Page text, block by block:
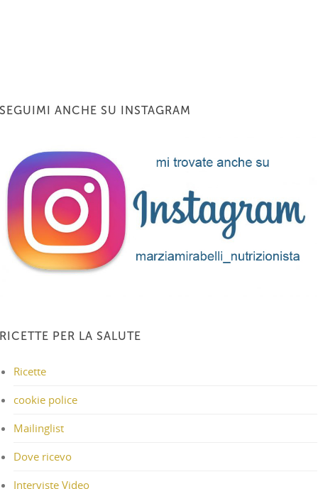
SEGUIMI ANCHE SU INSTAGRAM
RICETTE PER LA SALUTE
Ricette
cookie police
Mailinglist
Dove ricevo
Interviste Video